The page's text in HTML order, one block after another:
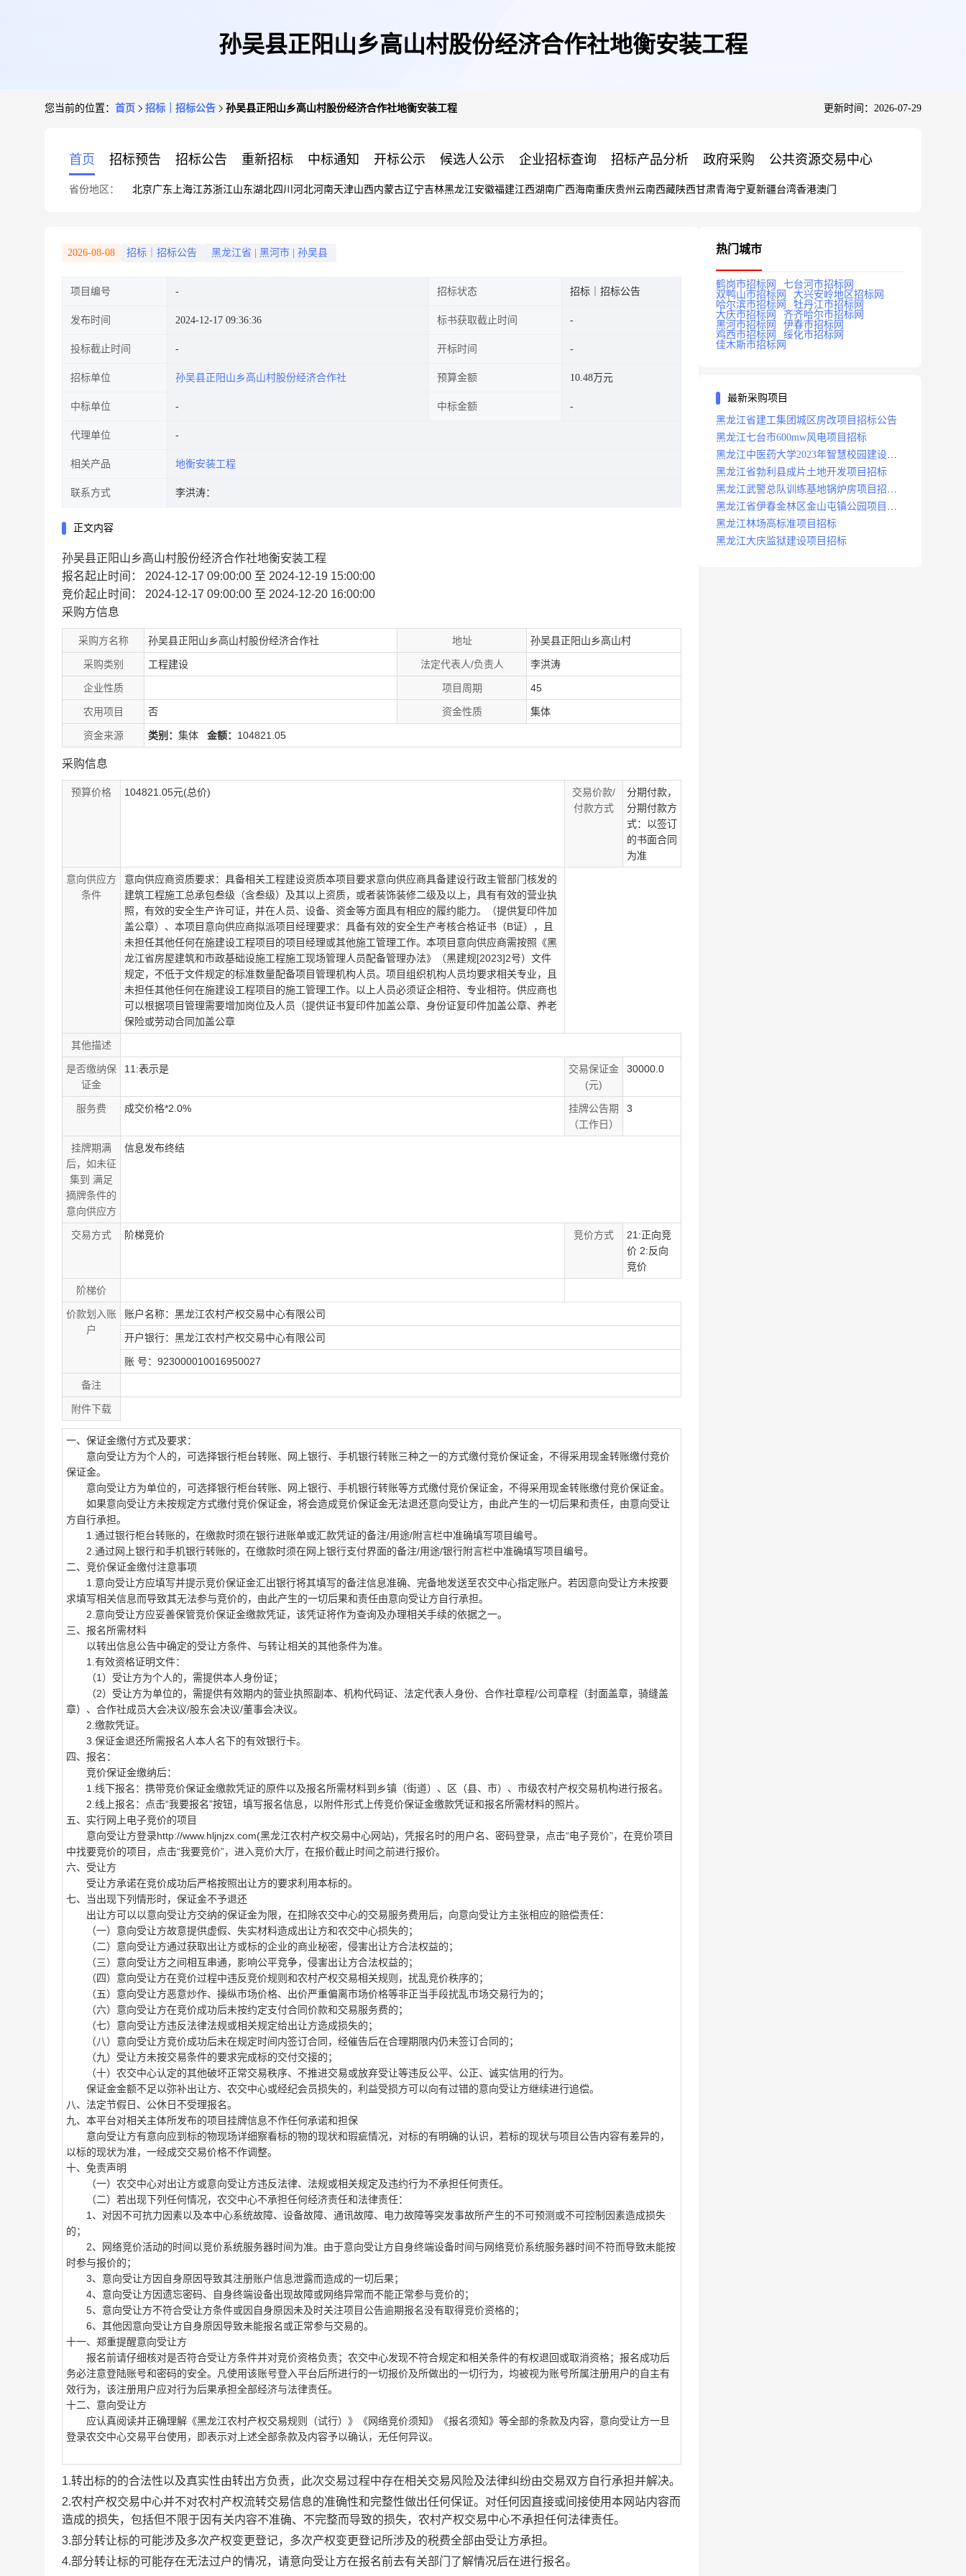
孙吴县正阳山乡高山村股份经济合作社地衡安装工程
您当前的位置： 首页 招标｜招标公告 孙吴县正阳山乡高山村股份经济合作社地衡安装工程 更新时间：2026-07-29
首页 招标预告 招标公告 重新招标 中标通知 开标公示 候选人公示 企业招标查询 招标产品分析 政府采购 公共资源交易中心
省份地区： 北京广东 上海江苏浙江山东湖北四川 河北河南天津山西内蒙古辽宁吉林黑龙江安徽福建江西湖南广西海南重庆贵州 云南西藏陕西甘肃青海宁夏新疆台湾香港澳门
2026-08-08 招标｜招标公告 黑龙江省 黑河市 孙吴县
项目编号 招标状态 招标｜招标公告
发布时间 2024-12-17 09:36:36 标书获取截止时间
投标截止时间 开标时间
招标单位 孙吴县正阳山乡高山村股份经济合作社 预算金额 10.48万元
中标单位 中标金额
代理单位
相关产品 地衡安装工程
联系方式 李洪涛：
正文内容
孙吴县正阳山乡高山村股份经济合作社地衡安装工程
报名起止时间：
2024-12-17 09:00:00 至 2024-12-19 15:00:00
竞价起止时间：
2024-12-17 09:00:00 至 2024-12-20 16:00:00
采购方信息
采购方名称 孙吴县正阳山乡高山村股份经济合作社 地址 孙吴县正阳山乡高山村
采购类别 工程建设 法定代表人/负责人 李洪涛
企业性质 项目周期 45
农用项目 否 资金性质 集体
资金来源 类别： 集体 金额： 104821.05
采购信息
预算价格 104821.05元(总价)
交易价款/
付款方式
分期付款，
分期付款方
式：以签订
的书面合同
为准
意向供应方
条件
意向供应商资质要求：具备相关工程建设资质本项目要求意向供应商具备建设行政主管部门核发的
建筑工程施工总承包叁级（含叁级）及其以上资质，或者装饰装修二级及以上，具有有效的营业执
照，有效的安全生产许可证，并在人员、设备、资金等方面具有相应的履约能力。（提供复印件加
盖公章）、本项目意向供应商拟派项目经理要求：具备有效的安全生产考核合格证书（B证），且
未担任其他任何在施建设工程项目的项目经理或其他施工管理工作。本项目意向供应商需按照《黑
龙江省房屋建筑和市政基础设施工程施工现场管理人员配备管理办法》（黑建规[2023]2号）文件
规定，不低于文件规定的标准数量配备项目管理机构人员。项目组织机构人员均要求相关专业，且
未担任其他任何在施建设工程项目的施工管理工作。以上人员必须证企相符、专业相符。供应商也
可以根据项目管理需要增加岗位及人员（提供证书复印件加盖公章、身份证复印件加盖公章、养老
保险或劳动合同加盖公章
其他描述
是否缴纳保
证金
11:表示是
交易保证金
(元)
30000.0
服务费 成交价格*2.0%
挂牌公告期
（工作日）
3
挂牌期满
后，如未征
集到 满足
摘牌条件的
意向供应方
信息发布终结
交易方式 阶梯竞价 竞价方式
21:正向竞
价 2:反向
竞价
阶梯价
价款划入账
户
账户名称：黑龙江农村产权交易中心有限公司
开户银行：黑龙江农村产权交易中心有限公司
账 号：923000010016950027
备注
附件下载
一、保证金缴付方式及要求：
意向受让方为个人的，可选择银行柜台转账、网上银行、手机银行转账三种之一的方式缴付竞价保证金，不得采用现金转账缴付竞价
保证金。
意向受让方为单位的，可选择银行柜台转账、网上银行、手机银行转账等方式缴付竞价保证金，不得采用现金转账缴付竞价保证金。
如果意向受让方未按规定方式缴付竞价保证金，将会造成竞价保证金无法退还意向受让方，由此产生的一切后果和责任，由意向受让
方自行承担。
1.通过银行柜台转账的，在缴款时须在银行进账单或汇款凭证的备注/用途/附言栏中准确填写项目编号。
2.通过网上银行和手机银行转账的，在缴款时须在网上银行支付界面的备注/用途/银行附言栏中准确填写项目编号。
二、竞价保证金缴付注意事项
1.意向受让方应填写并提示竞价保证金汇出银行将其填写的备注信息准确、完备地发送至农交中心指定账户。若因意向受让方未按要
求填写相关信息而导致其无法参与竞价的，由此产生的一切后果和责任由意向受让方自行承担。
2.意向受让方应妥善保管竞价保证金缴款凭证，该凭证将作为查询及办理相关手续的依据之一。
三、报名所需材料
以转出信息公告中确定的受让方条件、与转让相关的其他条件为准。
1.有效资格证明文件：
（1）受让方为个人的，需提供本人身份证；
（2）受让方为单位的，需提供有效期内的营业执照副本、机构代码证、法定代表人身份、合作社章程/公司章程（封面盖章，骑缝盖
章）、合作社成员大会决议/股东会决议/董事会决议。
2.缴款凭证。
3.保证金退还所需报名人本人名下的有效银行卡。
四、报名：
竞价保证金缴纳后：
1.线下报名：携带竞价保证金缴款凭证的原件以及报名所需材料到乡镇（街道）、区（县、市）、市级农村产权交易机构进行报名。
2.线上报名：点击“我要报名”按钮，填写报名信息，以附件形式上传竞价保证金缴款凭证和报名所需材料的照片。
五、实行网上电子竞价的项目
意向受让方登录http://www.hljnjzx.com(黑龙江农村产权交易中心网站)，凭报名时的用户名、密码登录，点击“电子竞价”，在竞价项目
中找要竞价的项目，点击“我要竞价”，进入竞价大厅，在报价截止时间之前进行报价。
六、受让方
受让方承诺在竞价成功后严格按照出让方的要求利用本标的。
七、当出现下列情形时，保证金不予退还
出让方可以以意向受让方交纳的保证金为限，在扣除农交中心的交易服务费用后，向意向受让方主张相应的赔偿责任：
（一）意向受让方故意提供虚假、失实材料造成出让方和农交中心损失的；
（二）意向受让方通过获取出让方或标的企业的商业秘密，侵害出让方合法权益的；
（三）意向受让方之间相互串通，影响公平竞争，侵害出让方合法权益的；
（四）意向受让方在竞价过程中违反竞价规则和农村产权交易相关规则，扰乱竞价秩序的；
（五）意向受让方恶意炒作、操纵市场价格、出价严重偏离市场价格等非正当手段扰乱市场交易行为的；
（六）意向受让方在竞价成功后未按约定支付合同价款和交易服务费的；
（七）意向受让方违反法律法规或相关规定给出让方造成损失的；
（八）意向受让方竞价成功后未在规定时间内签订合同，经催告后在合理期限内仍未签订合同的；
（九）受让方未按交易条件的要求完成标的交付交接的；
（十）农交中心认定的其他破坏正常交易秩序、不推进交易或放弃受让等违反公平、公正、诚实信用的行为。
保证金金额不足以弥补出让方、农交中心或经纪会员损失的，利益受损方可以向有过错的意向受让方继续进行追偿。
八、法定节假日、公休日不受理报名。
九、本平台对相关主体所发布的项目挂牌信息不作任何承诺和担保
意向受让方有意向应到标的物现场详细察看标的物的现状和瑕疵情况，对标的有明确的认识，若标的现状与项目公告内容有差异的，
以标的现状为准，一经成交交易价格不作调整。
十、免责声明
（一）农交中心对出让方或意向受让方违反法律、法规或相关规定及违约行为不承担任何责任。
（二）若出现下列任何情况，农交中心不承担任何经济责任和法律责任：
1、对因不可抗力因素以及本中心系统故障、设备故障、通讯故障、电力故障等突发事故所产生的不可预测或不可控制因素造成损失
的；
2、网络竞价活动的时间以竞价系统服务器时间为准。由于意向受让方自身终端设备时间与网络竞价系统服务器时间不符而导致未能按
时参与报价的；
3、意向受让方因自身原因导致其注册账户信息泄露而造成的一切后果；
4、意向受让方因遗忘密码、自身终端设备出现故障或网络异常而不能正常参与竞价的；
5、意向受让方不符合受让方条件或因自身原因未及时关注项目公告逾期报名没有取得竞价资格的；
6、其他因意向受让方自身原因导致未能报名或正常参与交易的。
十一、郑重提醒意向受让方
报名前请仔细核对是否符合受让方条件并对竞价资格负责；农交中心发现不符合规定和相关条件的有权退回或取消资格；报名成功后
务必注意登陆账号和密码的安全。凡使用该账号登入平台后所进行的一切报价及所做出的一切行为，均被视为账号所属注册用户的自主有
效行为，该注册用户应对行为后果承担全部经济与法律责任。
十二、意向受让方
应认真阅读并正确理解《黑龙江农村产权交易规则（试行）》《网络竞价须知》《报名须知》等全部的条款及内容，意向受让方一旦
登录农交中心交易平台使用，即表示对上述全部条款及内容予以确认，无任何异议。
1.转出标的的合法性以及真实性由转出方负责，此次交易过程中存在相关交易风险及法律纠纷由交易双方自行承担并解决。
2.农村产权交易中心并不对农村产权流转交易信息的准确性和完整性做出任何保证。对任何因直接或间接使用本网站内容而
造成的损失，包括但不限于因有关内容不准确、不完整而导致的损失，农村产权交易中心不承担任何法律责任。
3.部分转让标的可能涉及多次产权变更登记，多次产权变更登记所涉及的税费全部由受让方承担。
4.部分转让标的可能存在无法过户的情况，请意向受让方在报名前去有关部门了解情况后在进行报名。
热门城市
鹤岗市招标网
七台河市招标网
双鸭山市招标网
大兴安岭地区招标网
哈尔滨市招标网
牡丹江市招标网
大庆市招标网
齐齐哈尔市招标网
黑河市招标网
伊春市招标网
鸡西市招标网
绥化市招标网
佳木斯市招标网
最新采购项目
黑龙江省建工集团城区房改项目招标公告
黑龙江七台市600mw风电项目招标
黑龙江中医药大学2023年智慧校园建设项
目招标公告
黑龙江省勃利县成片土地开发项目招标
黑龙江武警总队训练基地锅炉房项目招标
公示
黑龙江省伊春金林区金山屯镇公园项目招
标公告
黑龙江林场高标准项目招标
黑龙江大庆监狱建设项目招标